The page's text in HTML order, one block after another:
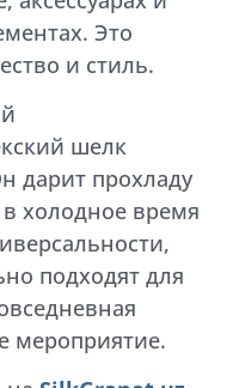
Это
и стиль.
шелк
дарит прохладу
холодное время
подходят для
мероприятие.